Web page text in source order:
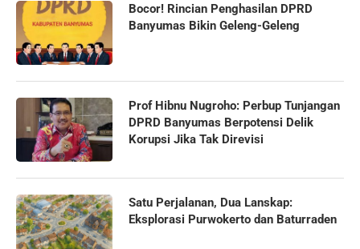
Bocor! Rincian Penghasilan DPRD
Banyumas Bikin Geleng-Geleng
Prof Hibnu Nugroho: Perbup Tunjangan
DPRD Banyumas Berpotensi Delik
Korupsi Jika Tak Direvisi
Satu Perjalanan, Dua Lanskap:
Eksplorasi Purwokerto dan Baturraden